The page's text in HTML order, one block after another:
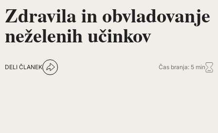
Zdravila in obvladovanje
neželenih učinkov
DELI ČLANEK Čas branja: 5 min